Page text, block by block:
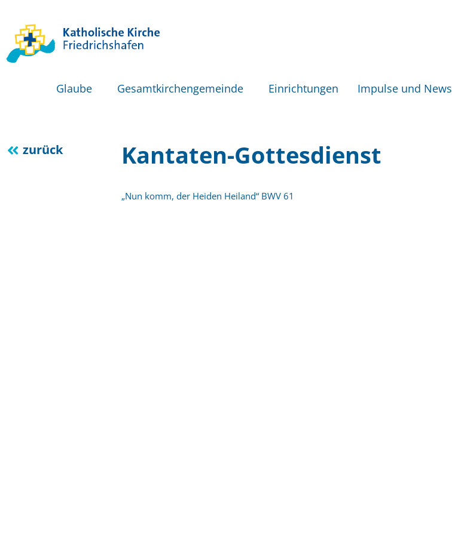
Glaube Gesamtkirchengemeinde Einrichtungen Impulse und News
zurück Kantaten-Gottesdienst
„Nun komm, der Heiden Heiland“ BWV 61